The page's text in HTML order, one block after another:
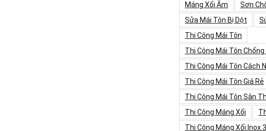
Máng Xối Âm
Sơn
Sửa Mái Tôn Bị Dột
Thi Công Mái Tôn
Thi Công Mái Tôn Chống
Thi Công Mái Tôn Cách
Thi Công Mái Tôn Giá Rẻ
Thi Công Mái Tôn Sân
Thi Công Máng Xối
Thi Công Máng Xối Inox